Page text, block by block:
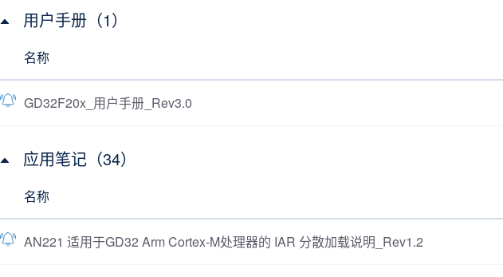
用户手册（1）
名称
GD32F20x_用户手册_Rev3.0
应用笔记（34）
名称
AN221 适用于GD32 Arm Cortex-M处理器的 IAR 分散加载说明_Rev1.2